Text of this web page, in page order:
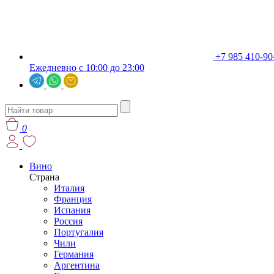
+7 985 410-
Ежедневно с 10:00 до 23:00
0
Вино
Страна
Италия
Франция
Испания
Россия
Португалия
Чили
Германия
Аргентина